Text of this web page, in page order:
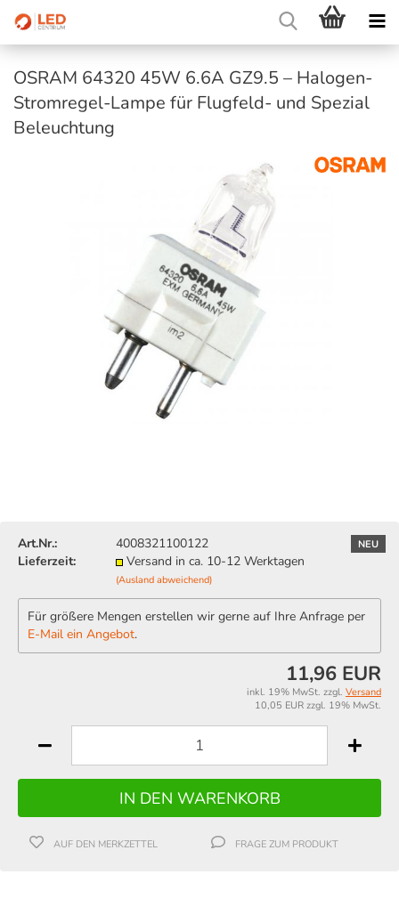
OSRAM 64320 45W 6.6A GZ9.5 – Halogen-
Stromregel-Lampe für Flugfeld- und Spezial
Beleuchtung
NEU
Art.Nr.:
4008321100122
Lieferzeit:
Versand in ca. 10-12 Werktagen
(Ausland abweichend)
Für größere Mengen erstellen wir gerne auf Ihre Anfrage per
E-Mail ein Angebot.
11,96 EUR
inkl. 19% MwSt. zzgl. Versand
10,05 EUR zzgl. 19% MwSt.
AUF DEN MERKZETTEL FRAGE ZUM PRODUKT